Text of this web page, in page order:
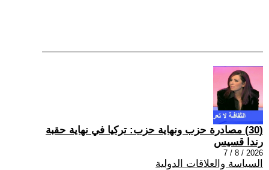
(30) مصادرة حزب ونهاية حزب: تركيا في نهاية حقبة
رندا قسيس
2026 / 8 / 7
السياسة والعلاقات الدولية